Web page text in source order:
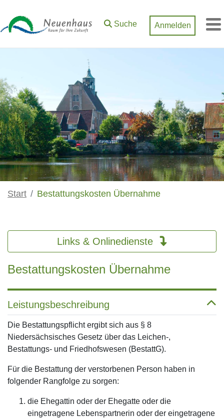
Suche Anmelden
Start Bestattungskosten Übernahme
Links & Onlinedienste
Bestattungskosten Übernahme
Leistungsbeschreibung
Die Bestattungspflicht ergibt sich aus § 8
Niedersächsisches Gesetz über das Leichen-,
Bestattungs- und Friedhofswesen (BestattG).
Für die Bestattung der verstorbenen Person haben in
folgender Rangfolge zu sorgen:
die Ehegattin oder der Ehegatte oder die
eingetragene Lebenspartnerin oder der eingetragene